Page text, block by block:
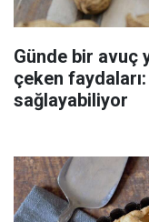
Günde bir avuç
çeken
sağlayabiliyor